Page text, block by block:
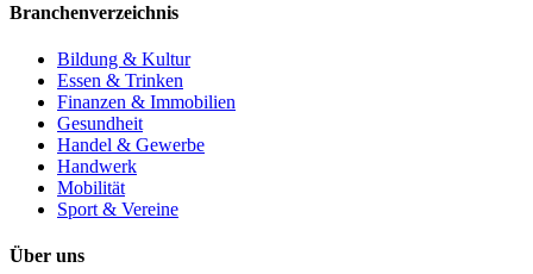
Branchenverzeichnis
Bildung & Kultur
Essen & Trinken
Finanzen & Immobilien
Gesundheit
Handel & Gewerbe
Handwerk
Mobilität
Sport & Vereine
Über uns